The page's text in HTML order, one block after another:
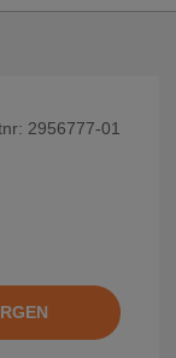
2956777-01